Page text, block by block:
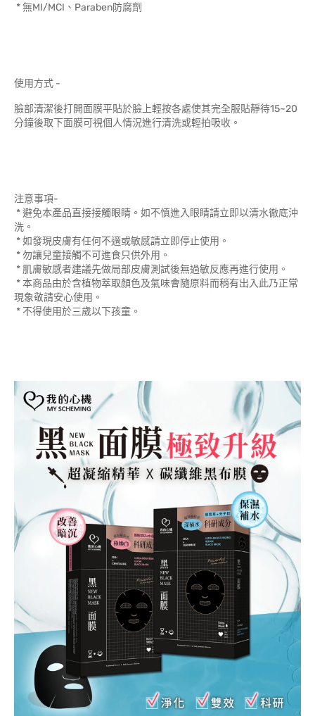
* 無MI/MCI、Paraben防腐劑
使用方式 -
臉部清潔後打開面膜平貼於臉上輕按各處使其完全服貼靜待15~20
分鐘後取下面膜可視個人情況進行清洗或輕拍吸收。
注意事項-
* 避免本產品直接接觸眼睛。如不慎進入眼睛請立即以清水徹底沖
洗。
* 如發現皮膚有任何不適或敏感請立即停止使用。
* 勿讓兒童接觸不可進食只供外用。
* 肌膚敏感者建議先做局部皮膚測試後無過敏反應再進行使用。
* 本商品由於含植物萃取顏色及氣味會隨原料而稍有出入此乃正常
現象敬請安心使用。
* 不得使用於三歲以下孩童。